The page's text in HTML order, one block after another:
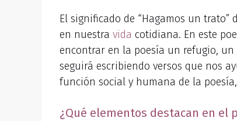
El significado de “Hagamos un
en nuestra vida cotidiana. En este
encontrar en la poesía un refugio, un
seguirá escribiendo versos que nos
función social y humana de la
¿Qué elementos destacan en el